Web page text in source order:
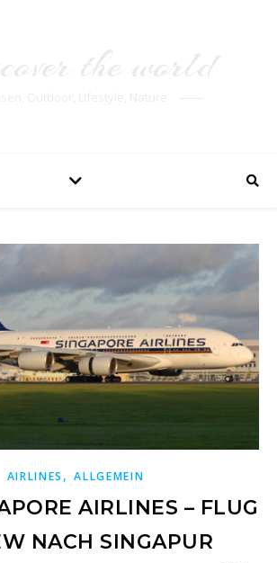
AIRLINES ,ALLGEMEIN
AIRLINES – FLUG
NACH SINGAPUR